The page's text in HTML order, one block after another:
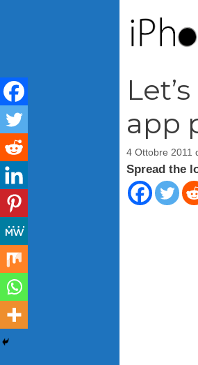
app
4 Ottobre 2011
Spread the